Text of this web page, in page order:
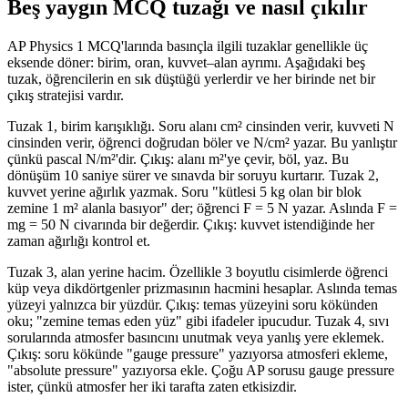
Beş yaygın MCQ tuzağı ve nasıl çıkılır
AP Physics 1 MCQ'larında basınçla ilgili tuzaklar genellikle üç
eksende döner: birim, oran, kuvvet–alan ayrımı. Aşağıdaki beş
tuzak, öğrencilerin en sık düştüğü yerlerdir ve her birinde net bir
çıkış stratejisi vardır.
Tuzak 1, birim karışıklığı. Soru alanı cm² cinsinden verir, kuvveti N
cinsinden verir, öğrenci doğrudan böler ve N/cm² yazar. Bu yanlıştır
çünkü pascal N/m²'dir. Çıkış: alanı m²'ye çevir, böl, yaz. Bu
dönüşüm 10 saniye sürer ve sınavda bir soruyu kurtarır. Tuzak 2,
kuvvet yerine ağırlık yazmak. Soru "kütlesi 5 kg olan bir blok
zemine 1 m² alanla basıyor" der; öğrenci F = 5 N yazar. Aslında F =
mg = 50 N civarında bir değerdir. Çıkış: kuvvet istendiğinde her
zaman ağırlığı kontrol et.
Tuzak 3, alan yerine hacim. Özellikle 3 boyutlu cisimlerde öğrenci
küp veya dikdörtgenler prizmasının hacmini hesaplar. Aslında temas
yüzeyi yalnızca bir yüzdür. Çıkış: temas yüzeyini soru kökünden
oku; "zemine temas eden yüz" gibi ifadeler ipucudur. Tuzak 4, sıvı
sorularında atmosfer basıncını unutmak veya yanlış yere eklemek.
Çıkış: soru kökünde "gauge pressure" yazıyorsa atmosferi ekleme,
"absolute pressure" yazıyorsa ekle. Çoğu AP sorusu gauge pressure
ister, çünkü atmosfer her iki tarafta zaten etkisizdir.